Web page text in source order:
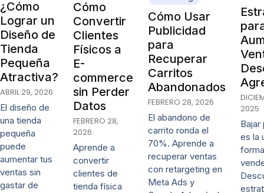
¿Cómo
Lograr un
Diseño de
Tienda
Pequeña
Atractiva?
ABRIL 29, 2026
El diseño de
una tienda
pequeña
puede
aumentar tus
ventas sin
gastar de
Cómo
Convertir
Clientes
Físicos a
E-
commerce
sin Perder
Datos
FEBRERO 28,
2026
Aprende a
convertir
clientes de
tienda física
Cómo Usar
Publicidad
para
Recuperar
Carritos
Abandonados
FEBRERO 28, 2026
El abandono de
carrito ronda el
70%. Aprende a
recuperar ventas
con retargeting en
Meta Ads y
2025
es la